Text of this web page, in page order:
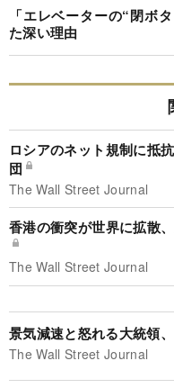
「エレベーターの“閉ボ
た深い理由
ロシアのネット規制に抵
団
The Wall Street Journal
香港の衝突が世界に拡散
The Wall Street Journal
景気減速と怒れる大統領
The Wall Street Journal